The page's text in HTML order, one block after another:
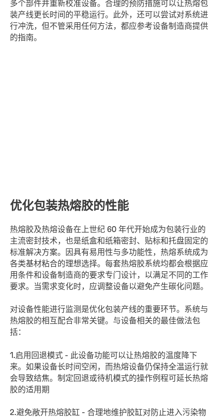
多个部件并重新校准设备。合理的预防措施可以让热熔包
装产线更长时间的平稳运行。此外，还可以尝试对系统进
行冲洗，但不管采用任何方法，都应参考设备制造商提供
的指南。
优化包装热熔胶的性能
热熔胶及热熔设备在上世纪 60 年代开始成为包装行业的
主流密封技术，也是纸盒和纸箱密封、贴标和托盘固定的
标准解决方案。因具有易用性与多功能性，热熔系统成为
各类基材粘合的理想选择。每套热熔胶系统均都会根据应
用条件和设备制造商的要求专门设计，以满足不同的工作
要求。当需求变化时，应调整设备以避免产生碳化问题。
对设备性能进行监测是优化包装产线的重要环节。系统与
热熔胶的相互配合非常关键。与设备相关的最佳做法包
括：
1.启用回退模式 - 此设备功能可以让热熔胶的温度降下
来。如果设备长时间空闲，而热熔设备仍保持全温运行就
会导致结焦。制定回退或待机模式的操作例程可延长热熔
胶的适用期
2.避免敞开热熔胶缸 - 合理地维护胶缸对防止进入污染物